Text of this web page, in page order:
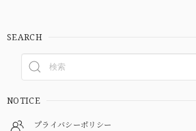
SEARCH
NOTICE
プライバシーポリシー